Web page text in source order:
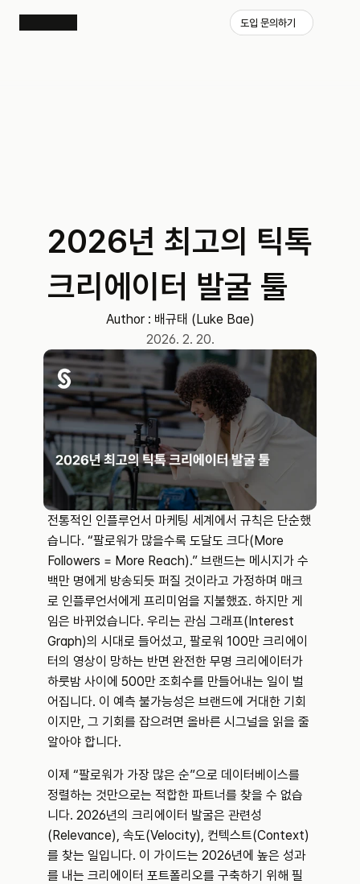
도입 문의하기
2026년 최고의 틱톡
크리에이터 발굴 툴
Author : 배규태 (Luke Bae)
2026. 2. 20.
전통적인 인플루언서 마케팅 세계에서 규칙은 단순했
습니다. “팔로워가 많을수록 도달도 크다(More
Followers = More Reach).” 브랜드는 메시지가 수
백만 명에게 방송되듯 퍼질 것이라고 가정하며 매크
로 인플루언서에게 프리미엄을 지불했죠. 하지만 게
임은 바뀌었습니다. 우리는 관심 그래프(Interest
Graph)의 시대로 들어섰고, 팔로워 100만 크리에이
터의 영상이 망하는 반면 완전한 무명 크리에이터가
하룻밤 사이에 500만 조회수를 만들어내는 일이 벌
어집니다. 이 예측 불가능성은 브랜드에 거대한 기회
이지만, 그 기회를 잡으려면 올바른 시그널을 읽을 줄
알아야 합니다.
이제 “팔로워가 가장 많은 순”으로 데이터베이스를
정렬하는 것만으로는 적합한 파트너를 찾을 수 없습
니다. 2026년의 크리에이터 발굴은 관련성
(Relevance), 속도(Velocity), 컨텍스트(Context)
를 찾는 일입니다. 이 가이드는 2026년에 높은 성과
를 내는 크리에이터 포트폴리오를 구축하기 위해 필